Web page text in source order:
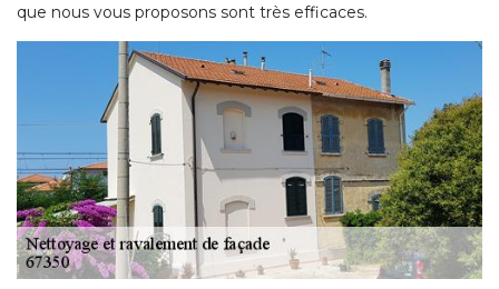
que nous vous proposons sont très efficaces.